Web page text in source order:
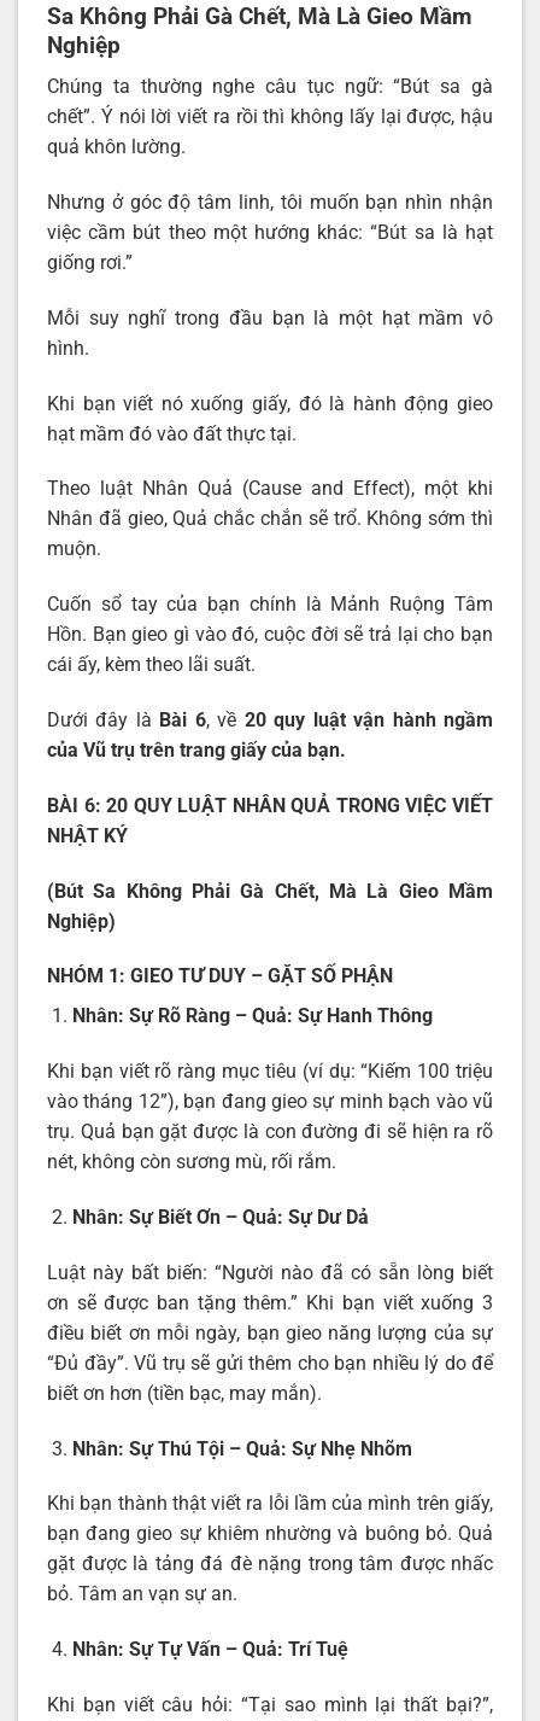
Sa Không Phải Gà Chết, Mà Là Gieo Mầm
Nghiệp
Chúng ta thường nghe câu tục ngữ: “Bút sa gà
chết”. Ý nói lời viết ra rồi thì không lấy lại được, hậu
quả khôn lường.
Nhưng ở góc độ tâm linh, tôi muốn bạn nhìn nhận
việc cầm bút theo một hướng khác: “Bút sa là hạt
giống rơi.”
Mỗi suy nghĩ trong đầu bạn là một hạt mầm vô
hình.
Khi bạn viết nó xuống giấy, đó là hành động gieo
hạt mầm đó vào đất thực tại.
Theo luật Nhân Quả (Cause and Effect), một khi
Nhân đã gieo, Quả chắc chắn sẽ trổ. Không sớm thì
muộn.
Cuốn sổ tay của bạn chính là Mảnh Ruộng Tâm
Hồn. Bạn gieo gì vào đó, cuộc đời sẽ trả lại cho bạn
cái ấy, kèm theo lãi suất.
Dưới đây là Bài 6, về 20 quy luật vận hành ngầm
của Vũ trụ trên trang giấy của bạn.
BÀI 6: 20 QUY LUẬT NHÂN QUẢ TRONG VIỆC VIẾT
NHẬT KÝ
(Bút Sa Không Phải Gà Chết, Mà Là Gieo Mầm
Nghiệp)
NHÓM 1: GIEO TƯ DUY – GẶT SỐ PHẬN
Nhân: Sự Rõ Ràng – Quả: Sự Hanh Thông
Khi bạn viết rõ ràng mục tiêu (ví dụ: “Kiếm 100 triệu
vào tháng 12”), bạn đang gieo sự minh bạch vào vũ
trụ. Quả bạn gặt được là con đường đi sẽ hiện ra rõ
nét, không còn sương mù, rối rắm.
Nhân: Sự Biết Ơn – Quả: Sự Dư Dả
Luật này bất biến: “Người nào đã có sẵn lòng biết
ơn sẽ được ban tặng thêm.” Khi bạn viết xuống 3
điều biết ơn mỗi ngày, bạn gieo năng lượng của sự
“Đủ đầy”. Vũ trụ sẽ gửi thêm cho bạn nhiều lý do để
biết ơn hơn (tiền bạc, may mắn).
Nhân: Sự Thú Tội – Quả: Sự Nhẹ Nhõm
Khi bạn thành thật viết ra lỗi lầm của mình trên giấy,
bạn đang gieo sự khiêm nhường và buông bỏ. Quả
gặt được là tảng đá đè nặng trong tâm được nhấc
bỏ. Tâm an vạn sự an.
Nhân: Sự Tự Vấn – Quả: Trí Tuệ
Khi bạn viết câu hỏi: “Tại sao mình lại thất bại?”,